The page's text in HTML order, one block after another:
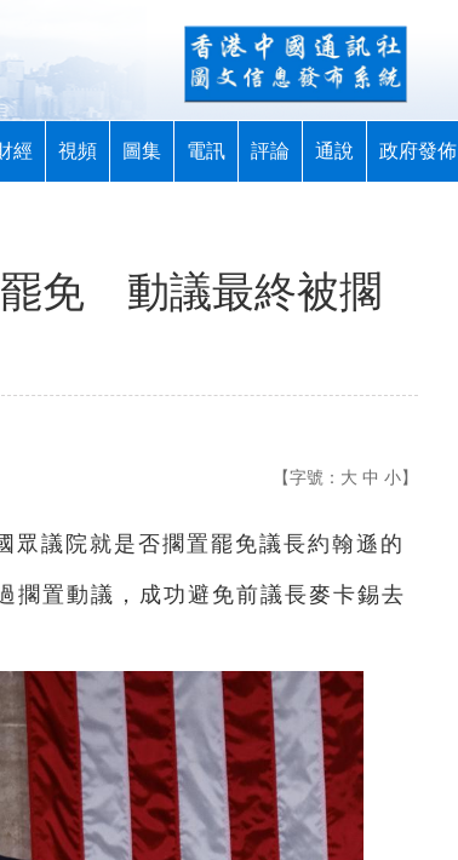
經 視頻 圖集 電訊 評論 通說 政府發佈
免 動議最終被擱
【字號： 大 中 小】
議院就是否擱置罷免議長約翰遜的
擱置動議，成功避免前議長麥卡錫去